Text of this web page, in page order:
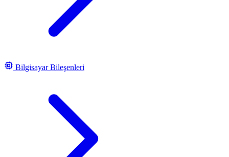
Bilgisayar Bileşenleri